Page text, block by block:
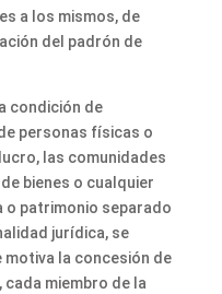
a los mismos, de
del padrón de
condición de
personas físicas o
las comunidades
bienes o cualquier
o patrimonio separado
jurídica, se
motiva la concesión de
cada miembro de la